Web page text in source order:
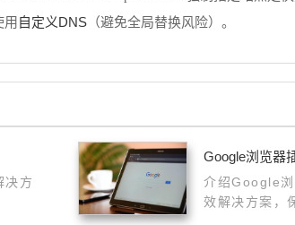
用 自定义DNS （避免全局替换风险）。
决方
Google浏览器
介绍Google浏
效解决方案，